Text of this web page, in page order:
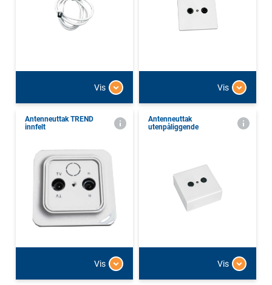
Vis Vis
Antenneuttak TREND
innfelt
Vis
Antenneuttak
utenpåliggende
Vis